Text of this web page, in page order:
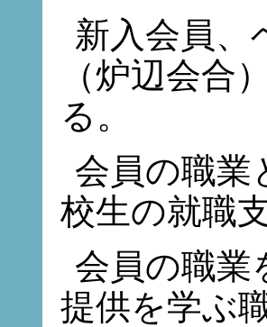
新入会員、
（炉辺会合
る。
会員の職業
校生の就職
会員の職業
提供を学ぶ